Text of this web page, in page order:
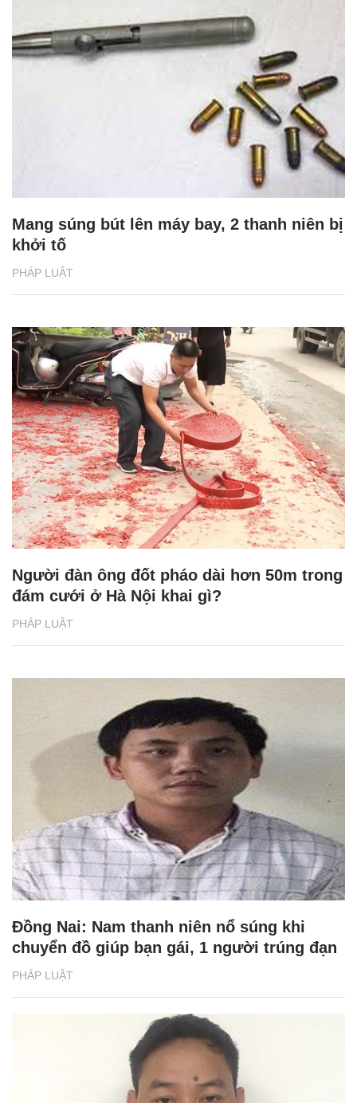
PHÁP LUẬT
Mang súng bút lên máy bay, 2 thanh niên bị
khởi tố
PHÁP LUẬT
Người đàn ông đốt pháo dài hơn 50m trong
đám cưới ở Hà Nội khai gì?
PHÁP LUẬT
Đồng Nai: Nam thanh niên nổ súng khi
chuyển đồ giúp bạn gái, 1 người trúng đạn